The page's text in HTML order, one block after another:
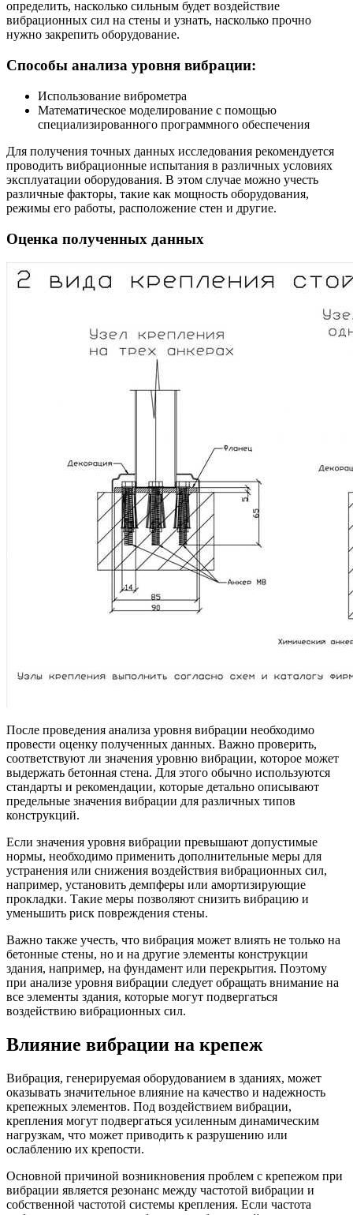
определить, насколько сильным будет воздействие
вибрационных сил на стены и узнать, насколько прочно
нужно закрепить оборудование.
Способы анализа уровня вибрации:
Использование виброметра
Математическое моделирование с помощью
специализированного программного обеспечения
Для получения точных данных исследования рекомендуется
проводить вибрационные испытания в различных условиях
эксплуатации оборудования. В этом случае можно учесть
различные факторы, такие как мощность оборудования,
режимы его работы, расположение стен и другие.
Оценка полученных данных
После проведения анализа уровня вибрации необходимо
провести оценку полученных данных. Важно проверить,
соответствуют ли значения уровню вибрации, которое может
выдержать бетонная стена. Для этого обычно используются
стандарты и рекомендации, которые детально описывают
предельные значения вибрации для различных типов
конструкций.
Если значения уровня вибрации превышают допустимые
нормы, необходимо применить дополнительные меры для
устранения или снижения воздействия вибрационных сил,
например, установить демпферы или амортизирующие
прокладки. Такие меры позволяют снизить вибрацию и
уменьшить риск повреждения стены.
Важно также учесть, что вибрация может влиять не только на
бетонные стены, но и на другие элементы конструкции
здания, например, на фундамент или перекрытия. Поэтому
при анализе уровня вибрации следует обращать внимание на
все элементы здания, которые могут подвергаться
воздействию вибрационных сил.
Влияние вибрации на крепеж
Вибрация, генерируемая оборудованием в зданиях, может
оказывать значительное влияние на качество и надежность
крепежных элементов. Под воздействием вибрации,
крепления могут подвергаться усиленным динамическим
нагрузкам, что может приводить к разрушению или
ослаблению их крепости.
Основной причиной возникновения проблем с крепежом при
вибрации является резонанс между частотой вибрации и
собственной частотой системы крепления. Если частота